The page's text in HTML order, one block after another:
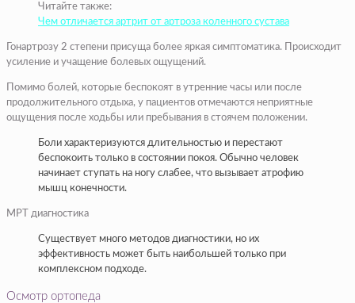
Читайте также:
Чем отличается артрит от артроза коленного сустава
Гонартрозу 2 степени присуща более яркая симптоматика. Происходит
усиление и учащение болевых ощущений.
Помимо болей, которые беспокоят в утренние часы или после
продолжительного отдыха, у пациентов отмечаются неприятные
ощущения после ходьбы или пребывания в стоячем положении.
Боли характеризуются длительностью и перестают
беспокоить только в состоянии покоя. Обычно человек
начинает ступать на ногу слабее, что вызывает атрофию
мышц конечности.
МРТ диагностика
Существует много методов диагностики, но их
эффективность может быть наибольшей только при
комплексном подходе.
Осмотр ортопеда